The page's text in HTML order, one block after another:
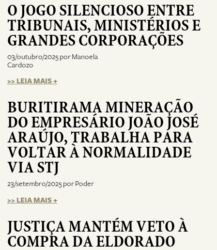
O JOGO SILENCIOSO ENTRE
TRIBUNAIS, MINISTÉRIOS E
GRANDES CORPORAÇÕES
03/outubro/2025 por Manoela
Cardozo
>> LEIA MAIS +
BURITIRAMA MINERAÇÃO
DO EMPRESÁRIO JOÃO JOSÉ
ARAÚJO, TRABALHA PARA
VOLTAR À NORMALIDADE
VIA STJ
23/setembro/2025 por Poder
>> LEIA MAIS +
JUSTIÇA MANTÉM VETO À
COMPRA DA ELDORADO